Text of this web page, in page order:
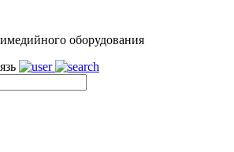
оборудования